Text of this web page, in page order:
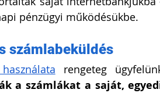
pénzügyi működésükbe.
számlabeküldés
a számlákat a saját,